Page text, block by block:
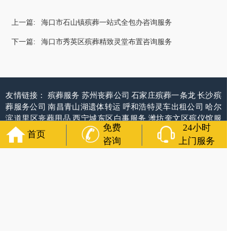
上一篇: 海口市石山镇殡葬一站式全包办咨询服务
下一篇: 海口市秀英区殡葬精致灵堂布置咨询服务
友情链接： 殡葬服务 苏州丧葬公司石家庄殡葬一条龙长沙殡
葬服务公司南昌青山湖遗体转运 呼和浩特灵车出租公司哈尔
滨道里区丧葬用品西宁城东区白事服务潍坊奎文区殡仪馆服
务乳山寿衣店铺 杭州上城区灵堂布置 沈阳浑南区殡葬平台
国墓地网 中国非急救转运网网站建设 中国殡葬一条龙网中国
首页
免费
咨询
24小时
上门服务